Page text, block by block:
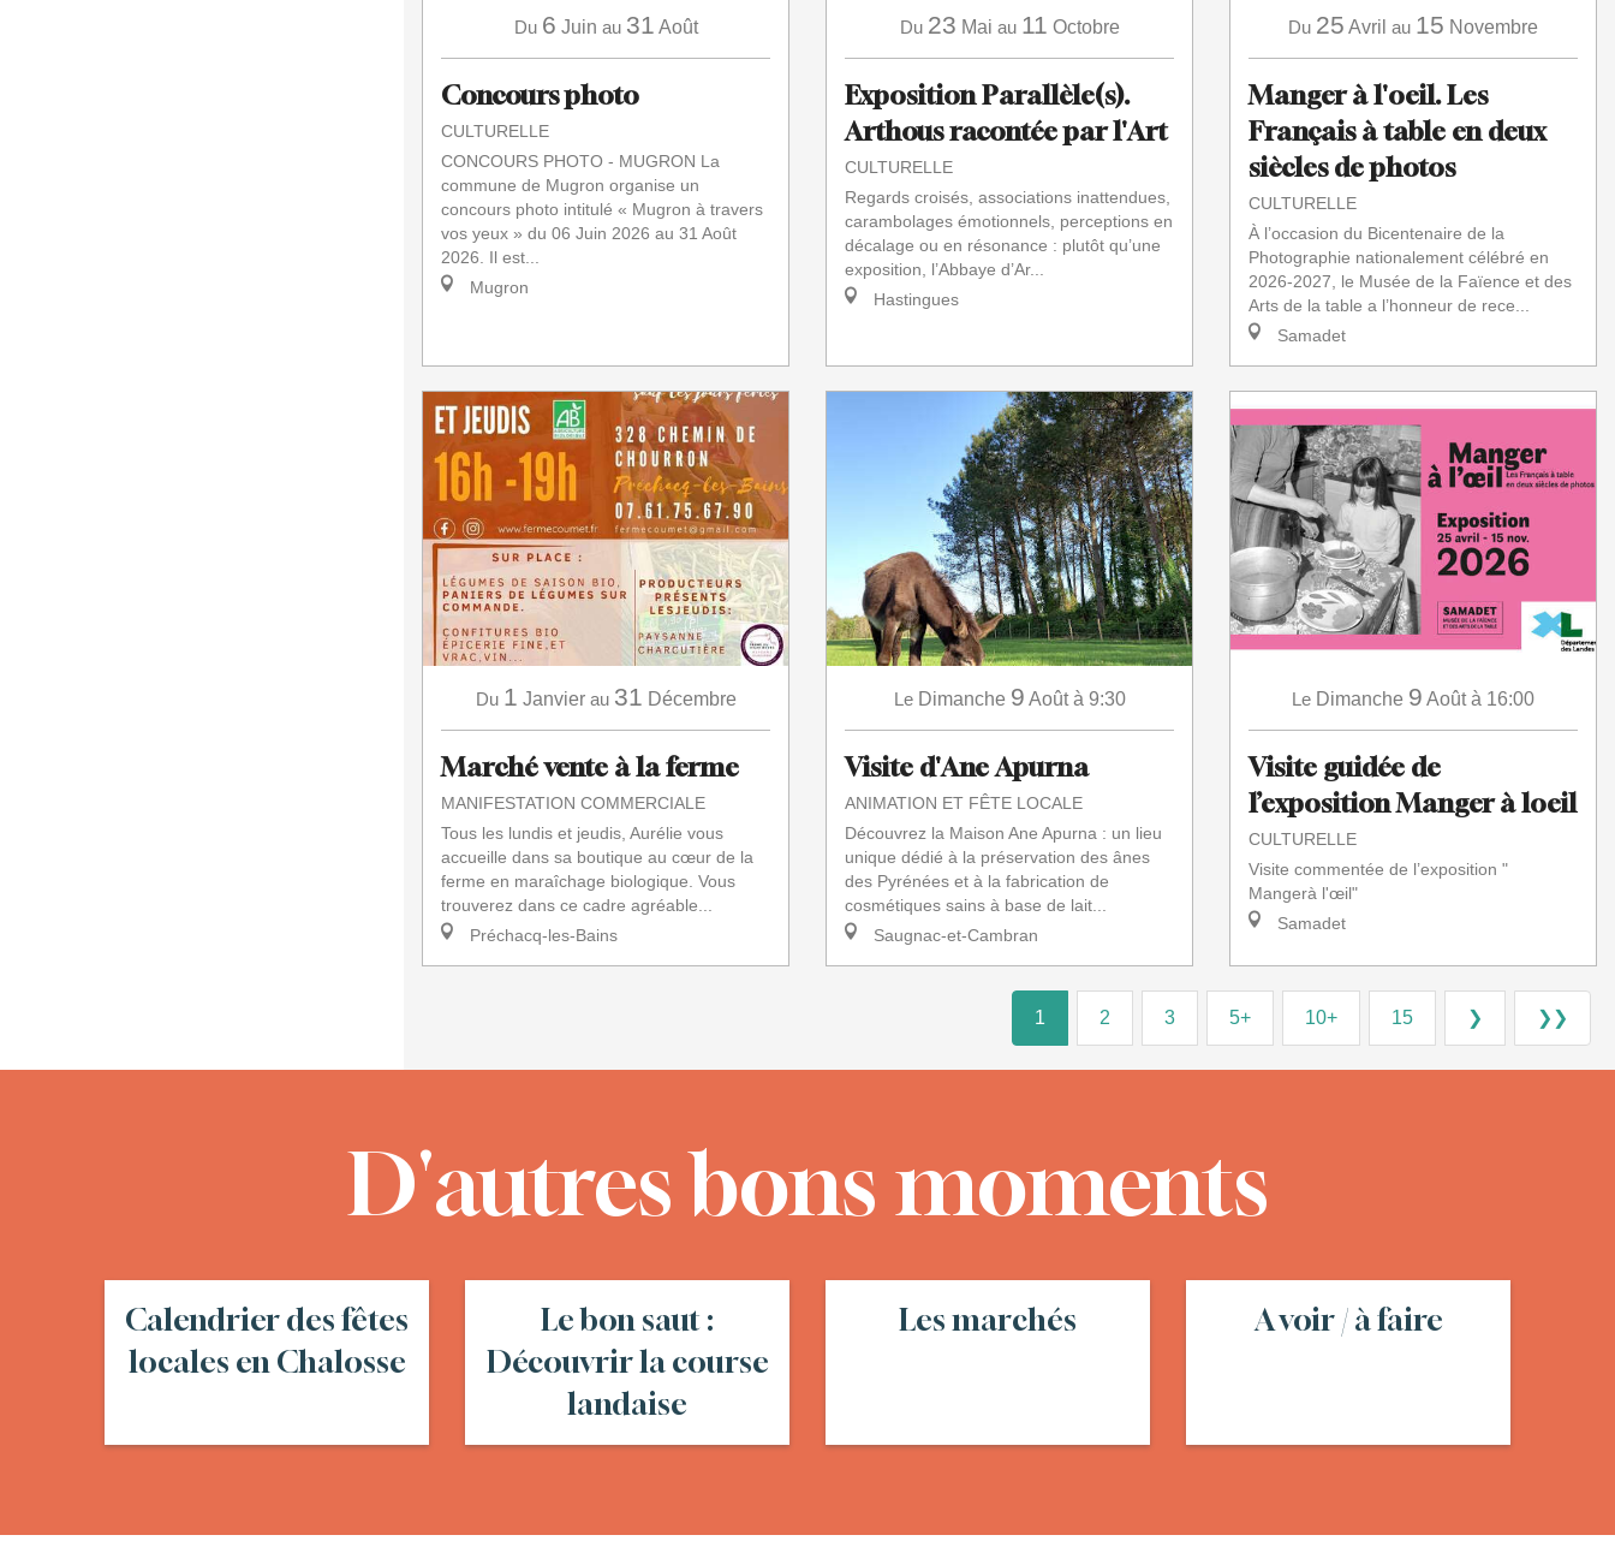
Du 6 Juin au 31 Août
Concours photo
CULTURELLE
CONCOURS PHOTO - MUGRON La
commune de Mugron organise un
concours photo intitulé « Mugron à travers
vos yeux » du 06 Juin 2026 au 31 Août
2026. Il est...
Mugron
Du 23 Mai au 11 Octobre
Exposition Parallèle(s).
Arthous racontée par l'Art
CULTURELLE
Regards croisés, associations inattendues,
carambolages émotionnels, perceptions en
décalage ou en résonance : plutôt qu’une
exposition, l’Abbaye d’Ar...
Hastingues
Du 25 Avril au 15 Novembre
Manger à l'oeil. Les
Français à table en deux
siècles de photos
CULTURELLE
À l’occasion du Bicentenaire de la
Photographie nationalement célébré en
2026-2027, le Musée de la Faïence et des
Arts de la table a l’honneur de rece...
Samadet
Du 1 Janvier au 31 Décembre
Marché vente à la ferme
MANIFESTATION COMMERCIALE
Tous les lundis et jeudis, Aurélie vous
accueille dans sa boutique au cœur de la
ferme en maraîchage biologique. Vous
trouverez dans ce cadre agréable...
Préchacq-les-Bains
Le Dimanche 9 Août à 9:30
Visite d'Ane Apurna
ANIMATION ET FÊTE LOCALE
Découvrez la Maison Ane Apurna : un lieu
unique dédié à la préservation des ânes
des Pyrénées et à la fabrication de
cosmétiques sains à base de lait...
Saugnac-et-Cambran
Le Dimanche 9 Août à 16:00
Visite guidée de
l’exposition Manger à loeil
CULTURELLE
Visite commentée de l’exposition "
Mangerà l'œil"
Samadet
1 2 3 5+ 10+ 15 ❯ ❯❯
D'autres bons moments
Calendrier des fêtes
locales en Chalosse
Le bon saut :
Découvrir la course
landaise
Les marchés A voir / à faire